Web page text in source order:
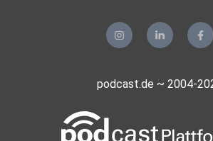
podcast.de ~ 2004-